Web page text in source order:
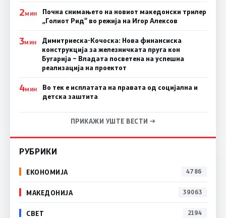
2МИН
Почна снимањето на новиот македонски трилер
„Голиот Рид“ во режија на Игор Алексов
3МИН
Димитриеска-Кочоска: Нова финансиска
конструкција за железничката пруга кон
Бугарија – Владата посветена на успешна
реализација на проектот
4МИН
Во тек е исплатата на правата од социјална и
детска заштита
ПРИКАЖИ УШТЕ ВЕСТИ →
РУБРИКИ
ЕКОНОМИЈА 4786
МАКЕДОНИЈА 39063
СВЕТ 2194